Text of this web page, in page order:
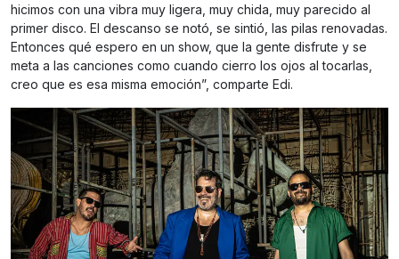
hicimos con una vibra muy ligera, muy chida, muy parecido al
primer disco. El descanso se notó, se sintió, las pilas renovadas.
Entonces qué espero en un show, que la gente disfrute y se
meta a las canciones como cuando cierro los ojos al tocarlas,
creo que es esa misma emoción”, comparte Edi.